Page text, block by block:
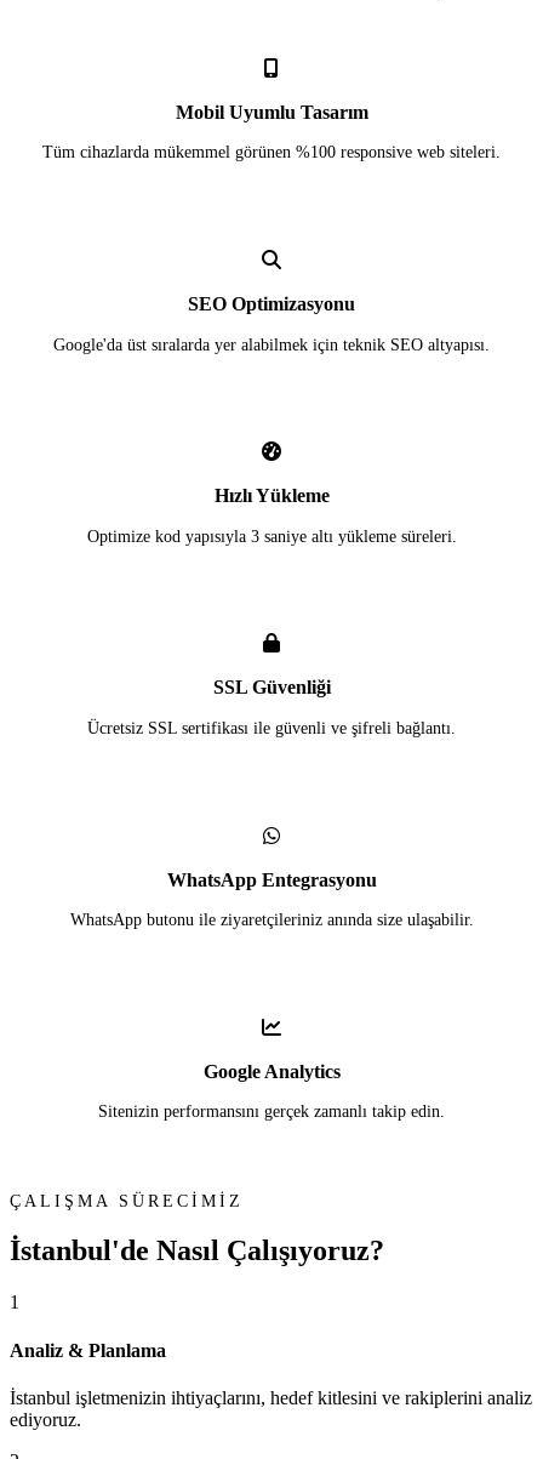
Mobil Uyumlu Tasarım
Tüm cihazlarda mükemmel görünen %100 responsive web siteleri.
SEO Optimizasyonu
Google'da üst sıralarda yer alabilmek için teknik SEO altyapısı.
Hızlı Yükleme
Optimize kod yapısıyla 3 saniye altı yükleme süreleri.
SSL Güvenliği
Ücretsiz SSL sertifikası ile güvenli ve şifreli bağlantı.
WhatsApp Entegrasyonu
WhatsApp butonu ile ziyaretçileriniz anında size ulaşabilir.
Google Analytics
Sitenizin performansını gerçek zamanlı takip edin.
ÇALIŞMA SÜRECİMİZ
İstanbul'de Nasıl Çalışıyoruz?
1
Analiz & Planlama
İstanbul işletmenizin ihtiyaçlarını, hedef kitlesini ve rakiplerini analiz
ediyoruz.